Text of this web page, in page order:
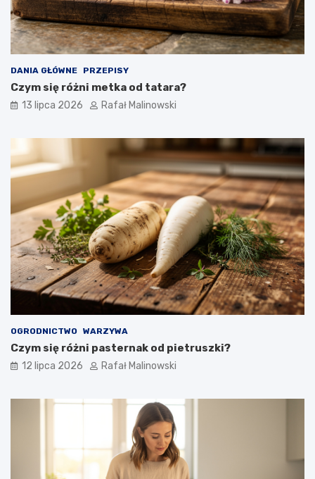
DANIA GŁÓWNE PRZEPISY
Czym się różni metka od tatara?
13 lipca 2026 Rafał Malinowski
OGRODNICTWO WARZYWA
Czym się różni pasternak od pietruszki?
12 lipca 2026 Rafał Malinowski